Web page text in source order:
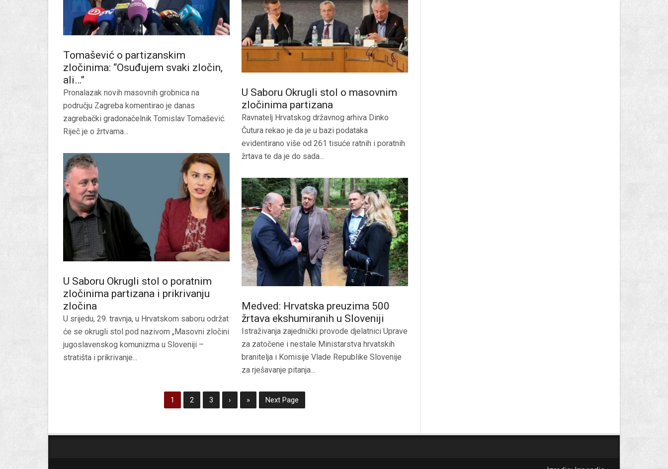
Tomašević o partizanskim
zločinima: “Osuđujem svaki zločin,
ali…”
Pronalazak novih masovnih grobnica na
području Zagreba komentirao je danas
zagrebački gradonačelnik Tomislav Tomašević.
Riječ je o žrtvama...
U Saboru Okrugli stol o masovnim
zločinima partizana
Ravnatelj Hrvatskog državnog arhiva Dinko
Čutura rekao je da je u bazi podataka
evidentirano više od 261 tisuće ratnih i poratnih
žrtava te da je do sada...
U Saboru Okrugli stol o poratnim
zločinima partizana i prikrivanju
zločina
U srijedu, 29. travnja, u Hrvatskom saboru održat
će se okrugli stol pod nazivom „Masovni zločini
jugoslavenskog komunizma u Sloveniji –
stratišta i prikrivanje...
Medved: Hrvatska preuzima 500
žrtava ekshumiranih u Sloveniji
Istraživanja zajednički provode djelatnici Uprave
za zatočene i nestale Ministarstva hrvatskih
branitelja i Komisije Vlade Republike Slovenije
za rješavanje pitanja...
1 2 3 › » Next Page